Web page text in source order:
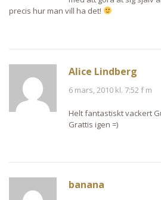
precis hur man vill ha det!
Alice Lindberg
6 mars, 2010 kl. 7:52 f m
Helt fantastiskt vackert
Grattis igen =)
banana